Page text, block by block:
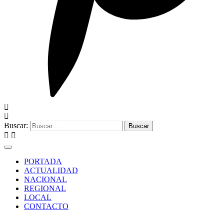
Buscar:
PORTADA
ACTUALIDAD
NACIONAL
REGIONAL
LOCAL
CONTACTO